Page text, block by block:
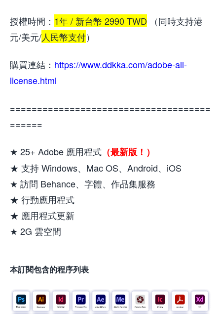
授權時間： 1年 / 新台幣 2990 TWD （同時支持港
元/美元/人民幣支付）
購買連結： https://www.ddkka.com/adobe-all-
license.html
=====================================
======
★ 25+ Adobe 應用程式 （最新版！）
★ 支持 Windows、Mac OS、Android、iOS
★ 訪問 Behance、字體、作品集服務
★ 行動應用程式
★ 應用程式更新
★ 2G 雲空間
本訂閱包含的程序列表